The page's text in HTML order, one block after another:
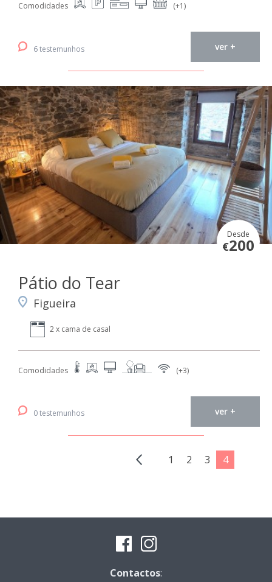
Comodidades (+1)
6 testemunhos ver +
Desde
€200
Pátio do Tear
Figueira
2 x cama de casal
Comodidades (+3)
0 testemunhos ver +
1 2 3 4
Contactos: